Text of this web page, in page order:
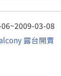
03-08
露台開賣